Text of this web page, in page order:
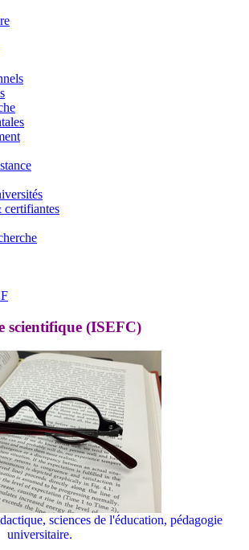
certifiantes
scientifique (ISEFC)
sciences de l'éducation, pédagogie
universitaire.